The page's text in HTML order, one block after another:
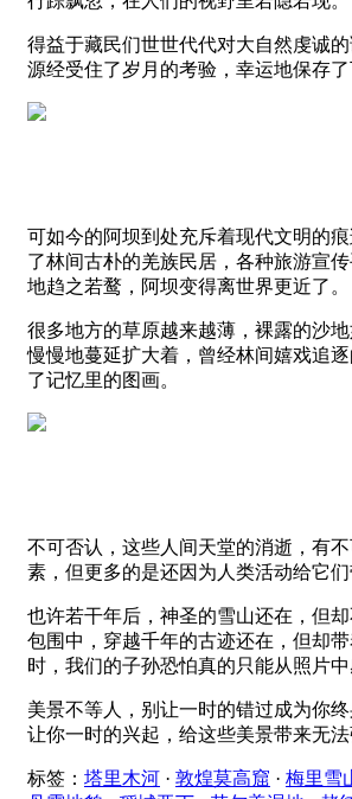
得益于藏民们世世代代对大自然虔诚
源经受住了岁月的考验，幸运地保存了
可如今的阿坝到处充斥着现代文明的
了林间古朴的羌族民居，各种旅游宣
地趋之若鹜，阿坝变得离世界更近了。
很多地方的草原越来越薄，裸露的沙地
慢慢地蔓延扩大着，曾经林间嬉戏追
了记忆里的图画。
不可否认，这些人间天堂的消逝，有
素，但更多的是还因为人类活动给它们
也许若干年后，神圣的雪山还在，但
包围中，穿越千年的古迹还在，但却
时，我们的子孙恐怕真的只能从照片中
美景不等人，别让一时的错过成为你
让你一时的兴起，给这些美景带来无法
标签： 塔里木河 · 敦煌莫高窟 · 梅里雪